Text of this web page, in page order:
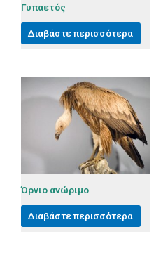
Γυπαετός
Διαβάστε περισσότερα
Όρνιο ανώριμο
Διαβάστε περισσότερα